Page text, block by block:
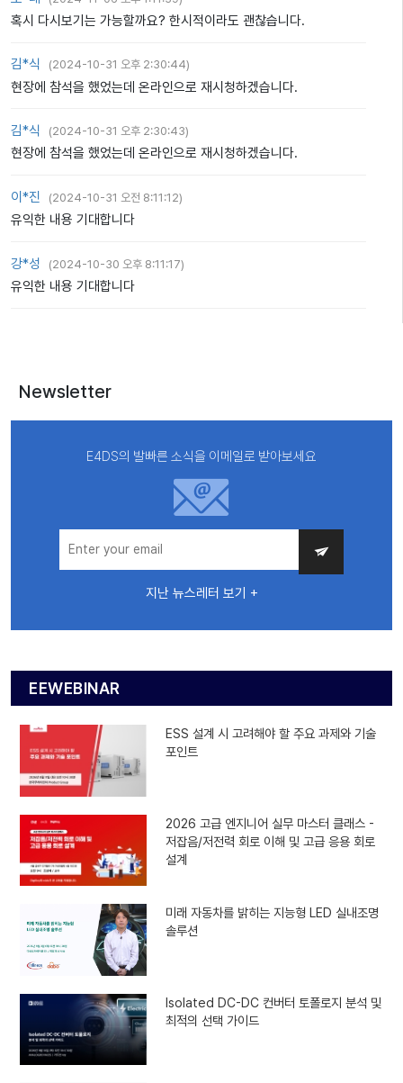
혹시 다시보기는 가능할까요? 한시적이라도 괜찮습니다.
김*식 (2024-10-31 오후 2:30:44)
현장에 참석을 했었는데 온라인으로 재시청하겠습니다.
김*식 (2024-10-31 오후 2:30:43)
현장에 참석을 했었는데 온라인으로 재시청하겠습니다.
이*진 (2024-10-31 오전 8:11:12)
유익한 내용 기대합니다
강*성 (2024-10-30 오후 8:11:17)
유익한 내용 기대합니다
Newsletter
E4DS의 발빠른 소식을 이메일로 받아보세요
지난 뉴스레터 보기 +
EEWEBINAR
ESS 설계 시 고려해야 할 주요 과제와 기술
포인트
2026 고급 엔지니어 실무 마스터 클래스 -
저잡음/저전력 회로 이해 및 고급 응용 회로
설계
미래 자동차를 밝히는 지능형 LED 실내조명
솔루션
Isolated DC-DC 컨버터 토폴로지 분석 및
최적의 선택 가이드